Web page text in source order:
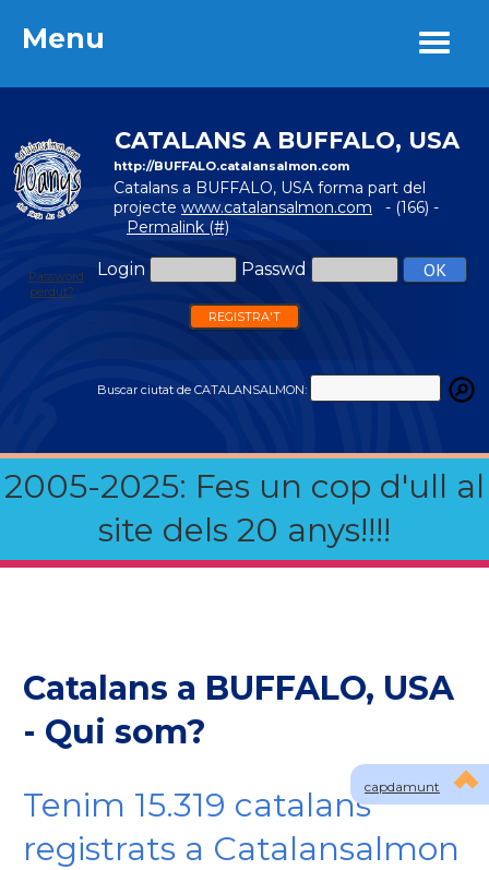
Menu
CATALANS A BUFFALO, USA
http://BUFFALO.catalansalmon.com
Catalans a BUFFALO, USA forma part del
projecte www.catalansalmon.com - (166) -
Permalink (#)
Login Passwd
Password
perdut?
REGISTRA'T
Buscar ciutat de CATALANSALMON:
2005-2025: Fes un cop d'ull al
site dels 20 anys!!!!
Menu
capdamunt
Catalans a BUFFALO, USA
- Qui som?
Tenim 15.319 catalans
registrats a Catalansalmon